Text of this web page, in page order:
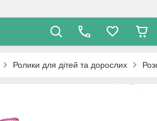
Ролики для дітей та дорослих